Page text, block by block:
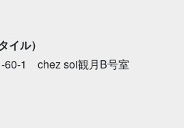
イル）
60-1 chez soi観月B号室